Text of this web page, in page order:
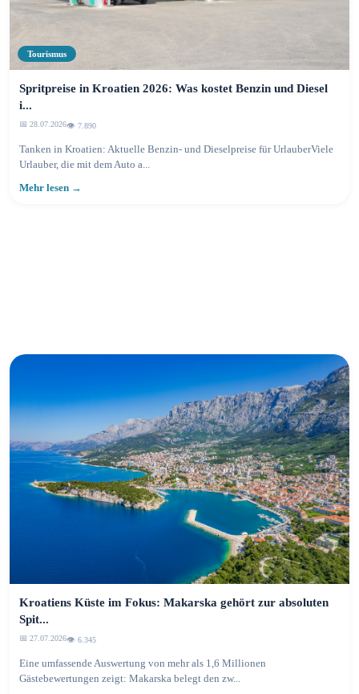
Tourismus
Spritpreise in Kroatien 2026: Was kostet Benzin und Diesel
i...
📅 28.07.2026👁️ 7.890
Tanken in Kroatien: Aktuelle Benzin- und Dieselpreise für UrlauberViele
Urlauber, die mit dem Auto a...
Mehr lesen →
Kroatiens Küste im Fokus: Makarska gehört zur absoluten
Spit...
📅 27.07.2026👁️ 6.350
Eine umfassende Auswertung von mehr als 1,6 Millionen
Gästebewertungen zeigt: Makarska belegt den zw...